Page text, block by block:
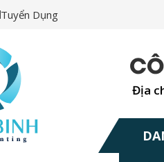
Tuyển Dụng
Địa